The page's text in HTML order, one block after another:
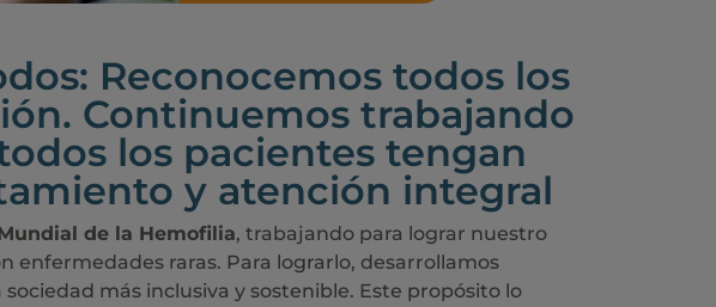
Reconocemos todos los
Continuemos trabajando
los pacientes tengan
y atención integral
de la Hemofilia, trabajando para lograr nuestro
enfermedades raras. Para lograrlo, desarrollamos
más inclusiva y sostenible. Este propósito lo